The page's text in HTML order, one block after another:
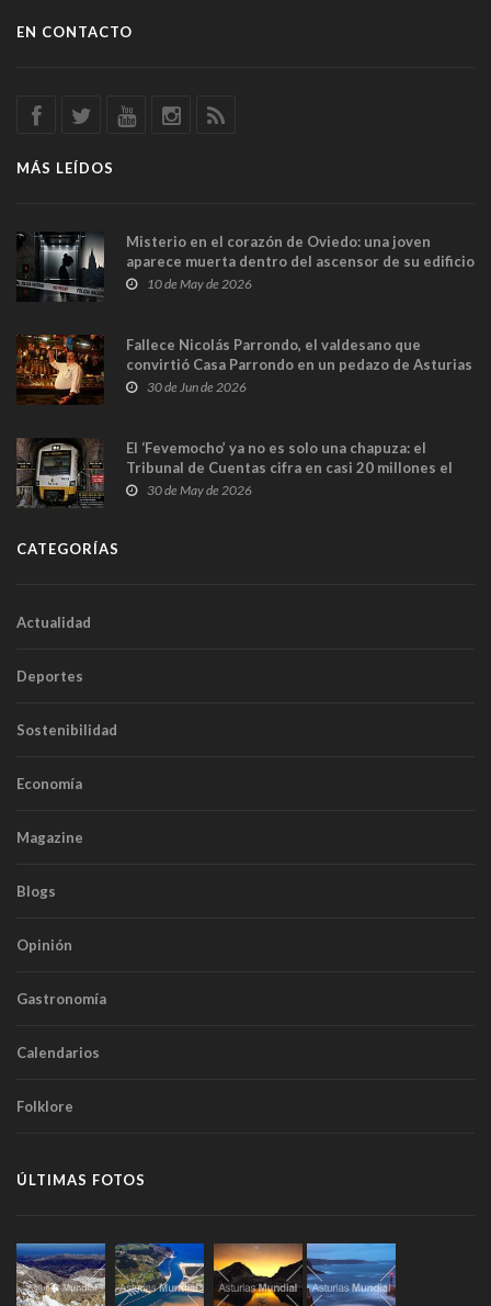
EN CONTACTO
MÁS LEÍDOS
Misterio en el corazón de Oviedo: una joven
aparece muerta dentro del ascensor de su edificio
y las cámaras captan sus últimos minutos
10 de May de 2026
Fallece Nicolás Parrondo, el valdesano que
convirtió Casa Parrondo en un pedazo de Asturias
en Madrid
30 de Jun de 2026
El ‘Fevemocho’ ya no es solo una chapuza: el
Tribunal de Cuentas cifra en casi 20 millones el
sobrecoste de los trenes que no cabían por los
30 de May de 2026
CATEGORÍAS
Actualidad
Deportes
Sostenibilidad
Economía
Magazine
Blogs
Opinión
Gastronomía
Calendarios
Folklore
ÚLTIMAS FOTOS